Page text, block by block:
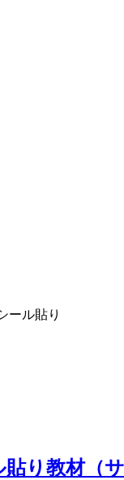
ール貼り
り教材（サ